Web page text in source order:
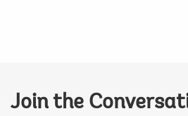
Join the